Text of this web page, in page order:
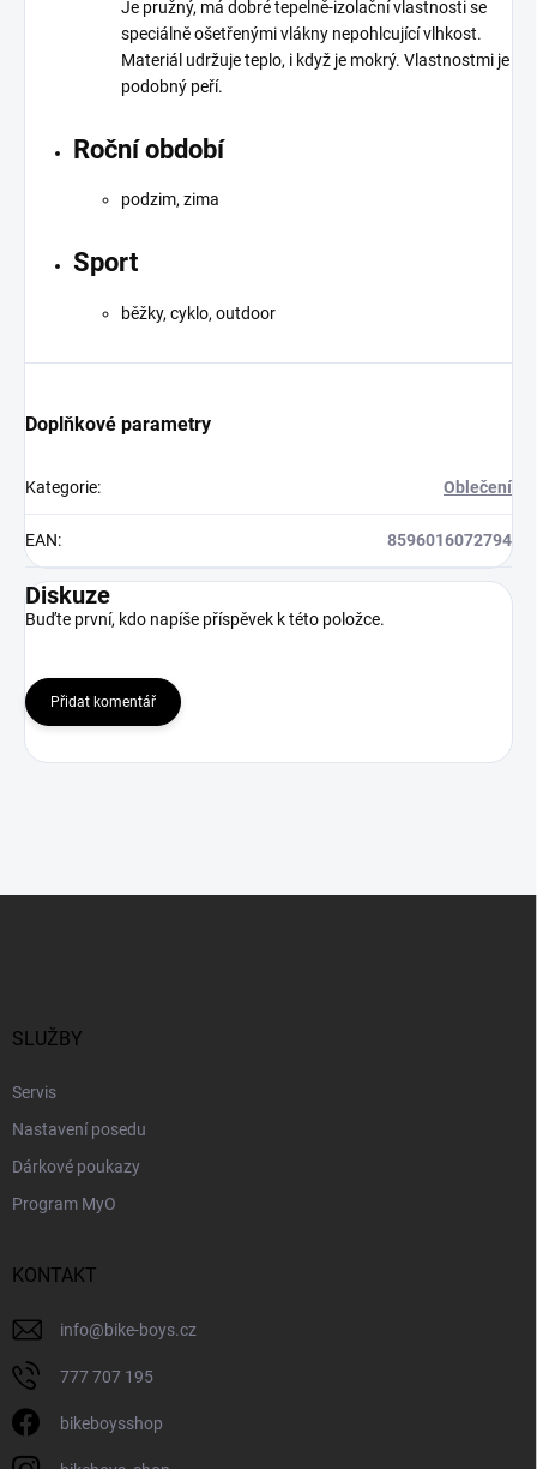
Je pružný, má dobré tepelně-izolační vlastnosti se
speciálně ošetřenými vlákny nepohlcující vlhkost.
Materiál udržuje teplo, i když je mokrý. Vlastnostmi je
podobný peří.
Roční období
podzim, zima
Sport
běžky, cyklo, outdoor
Doplňkové parametry
Kategorie: Oblečení
EAN: 8596016072794
Diskuze
Buďte první, kdo napíše příspěvek k této položce.
Přidat komentář
SLUŽBY
Servis
Nastavení posedu
Dárkové poukazy
Program MyO
KONTAKT
info@bike-boys.cz
777 707 195
bikeboysshop